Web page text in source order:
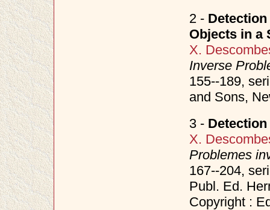
2 -
Objects in a
X.
Inverse
155--189,
and Sons,
3 - Detection
X.
Problemes
167--204,
Publ. Ed.
Copyright :